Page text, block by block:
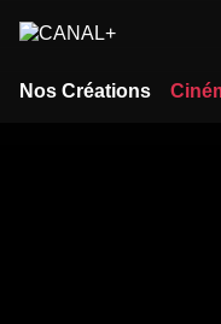
Nos Créations